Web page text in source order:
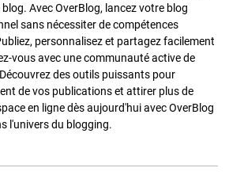
Avec OverBlog, lancez votre blog
sans nécessiter de compétences
personnalisez et partagez facilement
vous avec une communauté active de
des outils puissants pour
de vos publications et attirer plus de
en ligne dès aujourd'hui avec OverBlog
l'univers du blogging.